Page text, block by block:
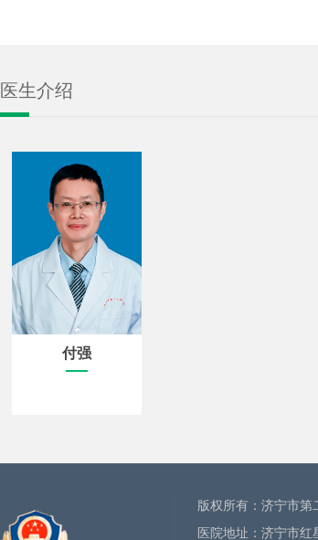
医生介绍
付强
版权所有：济宁市
医院地址：济宁市红